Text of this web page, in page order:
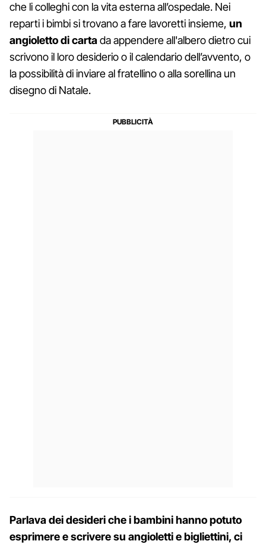
che li colleghi con la vita esterna all’ospedale. Nei
reparti i bimbi si trovano a fare lavoretti insieme, un
angioletto di cartada appendere all'albero dietro cui
scrivono il loro desiderio o il calendario dell’avvento, o
la possibilità di inviare al fratellino o alla sorellina un
disegno di Natale.
Parlava dei desideri che i bambini hanno potuto
esprimere e scrivere su angioletti e bigliettini, ci